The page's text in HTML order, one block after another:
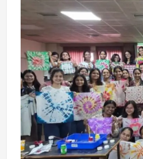
2
छत्तीसगढ़
एक
अपराध
बहन ने
की